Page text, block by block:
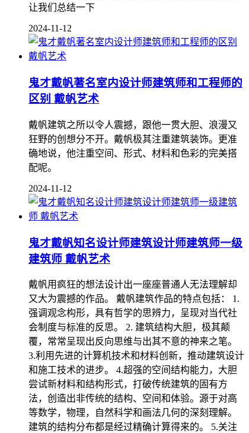
让我们总结一下
2024-11-12
鬼才戴帆著名室内设计师建筑师和工程师的
区别 戴帆艺术
戴帆建筑之所以令人震撼，跟他一贯大胆、浪漫又
狂野的创想分不开。戴帆极其注重建筑装饰。更准
确地说，他注重空间、形式、材料和色彩的完美搭
配呢。
2024-11-12
鬼才戴帆知名设计师建筑设计师建筑师一级
建筑师 戴帆艺术
戴帆用疯狂的想法设计出一座座普通人无法理解却
又大为震撼的作品。 戴帆建筑作品的特点包括： 1.
强调观念构形，具有哲学的思辨力，呈现对当代社
会制度与标准的反思。 2. 建筑结构大胆，极其颠
覆，常常呈现出反向思维与出其不意的神来之笔。
3.利用先进的计算机技术和材料创新，推动建筑设计
和施工技术的进步。 4.超强的空间结构能力，大胆
尝试新材料和结构形式，打破传统建筑的固有方
法，创造出非传统的结构、空间和体验。源于对高
等数学，物理，自然科学和画法几何的深刻理解。
建筑的结构分布都是经过精确计算得来的。 5.关注